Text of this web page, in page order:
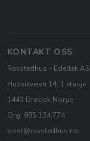
KONTAKT OSS
Ravstedhus - Edeltek AS
Husvikveien 14, 1 etasje
1443 Drøbak Norge
Org: 985 134 774
post@ravstedhus.no